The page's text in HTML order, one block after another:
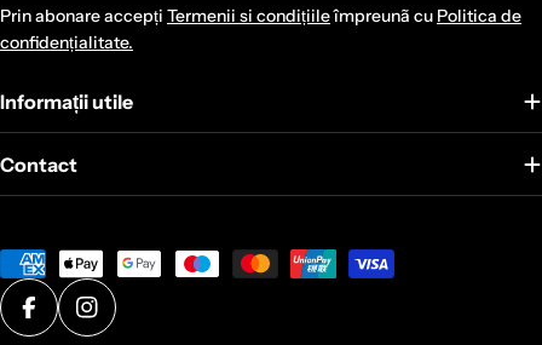
Prin abonare accepți Termenii si condițiileîmpreunã cu Politica de
confidențialitate.
Informații utile
Contact
Metode
de
platăFacebookInstagram